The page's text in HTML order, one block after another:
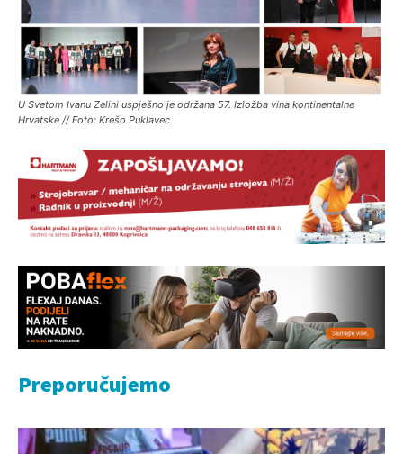
U Svetom Ivanu Zelini uspješno je održana 57. Izložba vina kontinentalne
Hrvatske // Foto: Krešo Puklavec
Preporučujemo